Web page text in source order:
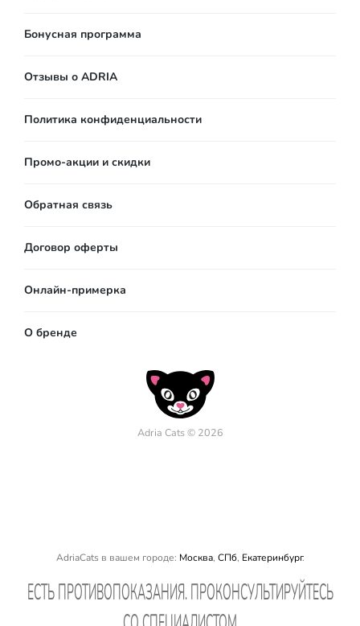
Бонусная программа
Отзывы о ADRIA
Политика конфиденциальности
Промо-акции и скидки
Обратная связь
Договор оферты
Онлайн-примерка
О бренде
Adria Cats © 2026
AdriaCats в вашем городе: Москва, СПб, Екатеринбург.
EСТЬ ПРОТИВОПОКАЗАНИЯ. ПРОКОНСУЛЬТИРУЙТЕСЬ